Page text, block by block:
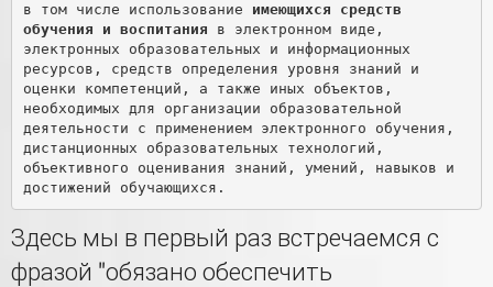
в том числе использование имеющихся средств
обучения и воспитания в электронном виде,
электронных образовательных и информационных
ресурсов, средств определения уровня знаний и
оценки компетенций, а также иных объектов,
необходимых для организации образовательной
деятельности с применением электронного обучения,
дистанционных образовательных технологий,
объективного оценивания знаний, умений, навыков и
Здесь мы в первый раз встречаемся с
фразой "обязано обеспечить